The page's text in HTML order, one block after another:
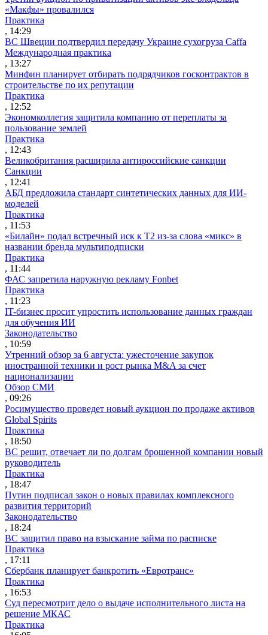
«Макфы» провалился
Практика
, 14:29
ВС Швеции подтвердил передачу Украине сухогруза Caffa
Международная практика
, 13:27
Минфин планирует отбирать подрядчиков госконтрактов в
строительстве по их репутации
Практика
, 12:52
Экономколлегия защитила компанию от переплаты за
пользование землей
Практика
, 12:43
Великобритания расширила антироссийские санкции
Санкции
, 12:41
АБД предложила стандарт синтетических данных для ИИ-
моделей
Практика
, 11:53
«Билайн» подал встречный иск к Т2 из-за слова «микс» в
названии бренда мультиподписки
Практика
, 11:44
ФАС запретила наружную рекламу Fonbet
Практика
, 11:23
IT-бизнес просит упростить использование данных граждан
для обучения ИИ
Законодательство
, 10:59
Утренний обзор за 6 августа: ужесточение закупок
иностранной техники и рост рынка M&A за счет
национализации
Обзор СМИ
, 09:26
Росимущество проведет новый аукцион по продаже активов
Global Spirits
Практика
, 18:50
ВС решит, отвечает ли по долгам брошенной компании новый
руководитель
Практика
, 18:47
Путин подписал закон о новых правилах комплексного
развития территорий
Законодательство
, 18:24
ВС защитил право на взыскание займа по расписке
Практика
, 17:11
Сбербанк планирует банкротить «Евротранс»
Практика
, 16:53
Суд пересмотрит дело о выдаче исполнительного листа на
решение МКАС
Практика